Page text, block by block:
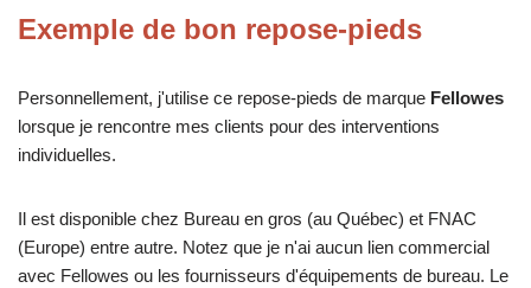
Exemple de bon repose-pieds
Personnellement, j'utilise ce repose-pieds de marque Fellowes
lorsque je rencontre mes clients pour des interventions
individuelles.
Il est disponible chez Bureau en gros (au Québec) et FNAC
(Europe) entre autre. Notez que je n'ai aucun lien commercial
avec Fellowes ou les fournisseurs d'équipements de bureau. Le